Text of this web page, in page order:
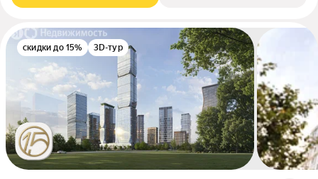
скидки до 15% 3D-тур